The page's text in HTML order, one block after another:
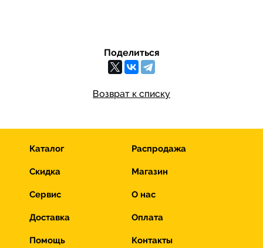
Поделиться
Возврат к списку
Каталог Распродажа
Скидка Магазин
Сервис О нас
Доставка Оплата
Помощь Контакты